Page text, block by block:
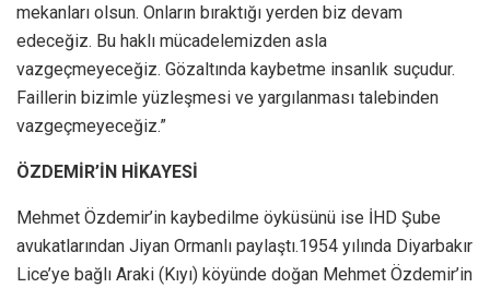
mekanları olsun. Onların bıraktığı yerden biz devam
edeceğiz. Bu haklı mücadelemizden asla
vazgeçmeyeceğiz. Gözaltında kaybetme insanlık suçudur.
Faillerin bizimle yüzleşmesi ve yargılanması talebinden
vazgeçmeyeceğiz.”
ÖZDEMİR’İN HİKAYESİ
Mehmet Özdemir’in kaybedilme öyküsünü ise İHD Şube
avukatlarından Jiyan Ormanlı paylaştı.1954 yılında Diyarbakır
Lice’ye bağlı Araki (Kıyı) köyünde doğan Mehmet Özdemir’in